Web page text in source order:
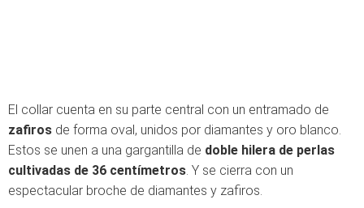
El collar cuenta en su parte central con un entramado de
zafiros de forma oval, unidos por diamantes y oro blanco.
Estos se unen a una gargantilla de doble hilera de perlas
cultivadas de 36 centímetros. Y se cierra con un
espectacular broche de diamantes y zafiros.